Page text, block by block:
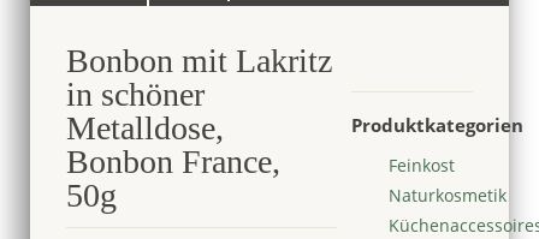
Bonbon mit Lakritz
in schöner
Metalldose,
Bonbon France,
50g
Produktkategorien
Feinkost
Naturkosmetik